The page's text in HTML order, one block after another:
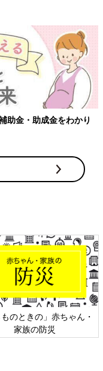
症対策、知っておいて！
占術 細木かおりさんの人
相談